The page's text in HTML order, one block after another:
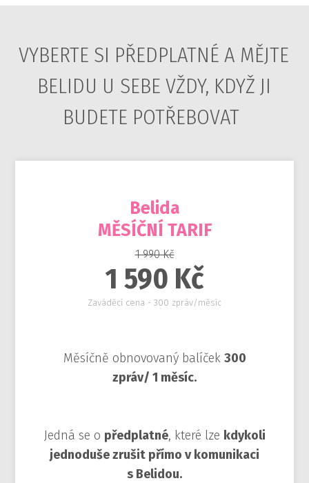
VYBERTE SI PŘEDPLATNÉ A MĚJTE
BELIDU U SEBE VŽDY, KDYŽ JI
BUDETE POTŘEBOVAT
Belida
MĚSÍČNÍ TARIF
1 990 Kč
1 590 Kč
Zaváděcí cena - 300 zpráv/měsíc
Měsíčně obnovovaný balíček 300
zpráv/ 1 měsíc.
Jedná se o předplatné, které lze kdykoli
jednoduše zrušit přímo v komunikaci
s Belidou.